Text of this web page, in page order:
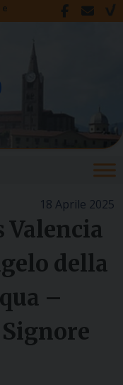
18 Aprile 2025
Valencia
della
–